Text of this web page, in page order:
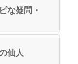
な疑問・
仙人